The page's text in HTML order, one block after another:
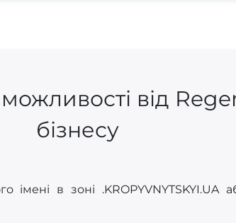
від
бізнесу
імені в зоні .KROPYVNYTSKYI.UA